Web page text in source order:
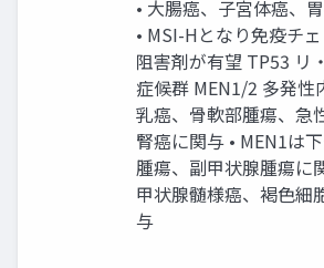
• ⼤腸癌、⼦宮体癌、
• MSI-Hとなり免疫チ
阻害剤が有望 TP53 リ
症候群 MEN1/2 多発性
乳癌、⾻軟部腫瘍、急
腎癌に関与 • MEN1は
腫瘍、副甲状腺腫瘍に
甲状腺髄様癌、褐⾊細
与